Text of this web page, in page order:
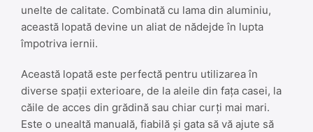
unelte de calitate. Combinată cu lama din aluminiu,
această lopată devine un aliat de nădejde în lupta
împotriva iernii.
Această lopată este perfectă pentru utilizarea în
diverse spații exterioare, de la aleile din fața casei, la
căile de acces din grădină sau chiar curți mai mari.
Este o unealtă manuală, fiabilă și gata să vă ajute să